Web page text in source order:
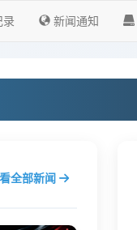
录 新闻通知
全部新闻